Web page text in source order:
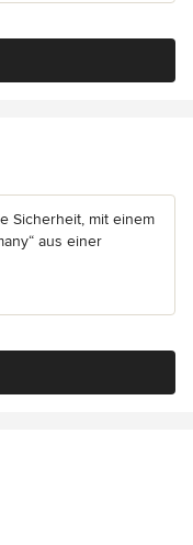
Sicherheit, mit einem
aus einer